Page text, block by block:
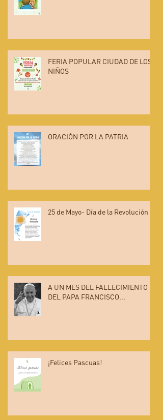
FERIA POPULAR CIUDAD DE LOS
NIÑOS
ORACIÓN POR LA PATRIA
25 de Mayo- Día de la Revolución
A UN MES DEL FALLECIMIENTO
DEL PAPA FRANCISCO...
¡Felices Pascuas!